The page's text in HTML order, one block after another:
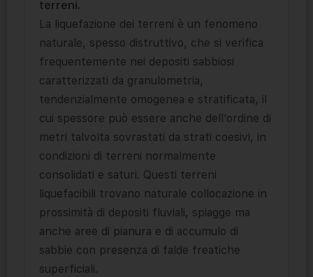
terreni.
La liquefazione dei terreni è un fenomeno
naturale, spesso distruttivo, che si verifica
frequentemente nei depositi sabbiosi
caratterizzati da granulometria,
tendenzialmente omogenea e stratificata, il
cui spessore può essere anche dell’ordine di
metri talvolta sovrastati da strati coesivi, in
condizioni di terreni normalmente
consolidati e saturi. Questi terreni
liquefacibili trovano naturale collocazione in
prossimità di depositi fluviali, spiagge ma
anche aree di pianura e di accumulo di
sabbie con presenza di falde freatiche
superficiali.